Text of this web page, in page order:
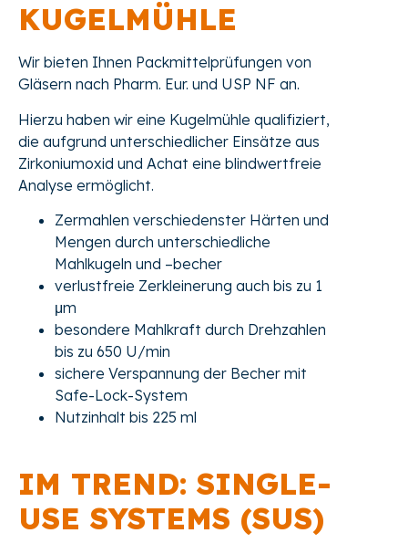
KUGELMÜHLE
Wir bieten Ihnen Packmittelprüfungen von
Gläsern nach Pharm. Eur. und USP NF an.
Hierzu haben wir eine Kugelmühle qualifiziert,
die aufgrund unterschiedlicher Einsätze aus
Zirkoniumoxid und Achat eine blindwertfreie
Analyse ermöglicht.
Zermahlen verschiedenster Härten und
Mengen durch unterschiedliche
Mahlkugeln und –becher
verlustfreie Zerkleinerung auch bis zu 1
μm
besondere Mahlkraft durch Drehzahlen
bis zu 650 U/min
sichere Verspannung der Becher mit
Safe-Lock-System
Nutzinhalt bis 225 ml
IM TREND: SINGLE-
USE SYSTEMS (SUS)